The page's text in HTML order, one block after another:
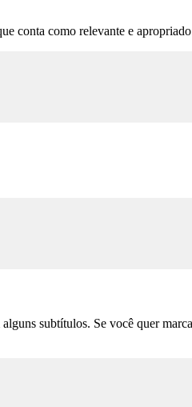
conta como relevante e
subtítulos. Se você quer